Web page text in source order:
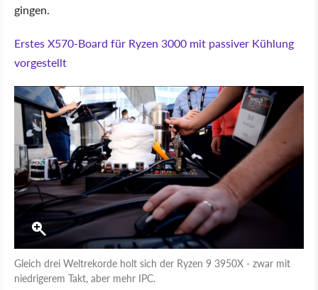
gingen.
Erstes X570-Board für Ryzen 3000 mit passiver Kühlung
vorgestellt
Gleich drei Weltrekorde holt sich der Ryzen 9 3950X - zwar mit
niedrigerem Takt, aber mehr IPC.